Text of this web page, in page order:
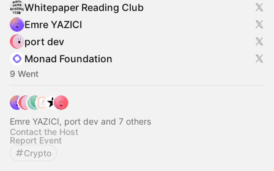
Whitepaper Reading Club
Emre YAZICI
port dev
Monad Foundation
9 Went
Emre YAZICI, port dev and 7 others
Contact the Host
Report Event
Crypto